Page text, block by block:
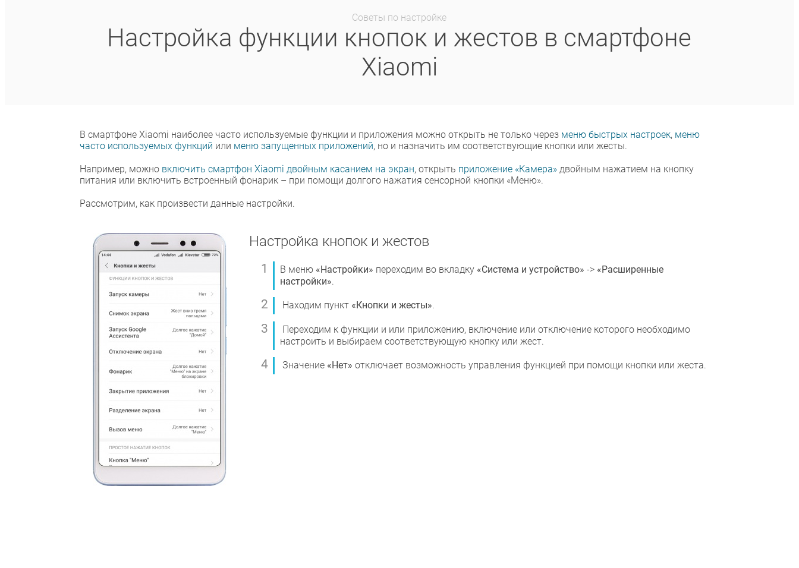
Советы по настройке
Настройка функции кнопок и жестов в смартфоне
Xiaomi
В смартфоне Xiaomi наиболее часто используемые функции и приложения можно открыть не только через меню быстрых настроек, меню
часто используемых функций или меню запущенных приложений, но и назначить им соответствующие кнопки или жесты.
Например, можно включить смартфон Xiaomi двойным касанием на экран, открыть приложение «Камера»двойным нажатием на кнопку
питания или включить встроенный фонарик – при помощи долгого нажатия сенсорной кнопки «Меню».
Рассмотрим, как произвести данные настройки.
Настройка кнопок и жестов
В меню «Настройки» переходим во вкладку «Система и устройство» -> «Расширенные
настройки».
Находим пункт «Кнопки и жесты».
Переходим к функции и или приложению, включение или отключение которого необходимо
настроить и выбираем соответствующую кнопку или жест.
Значение «Нет» отключает возможность управления функцией при помощи кнопки или жеста.